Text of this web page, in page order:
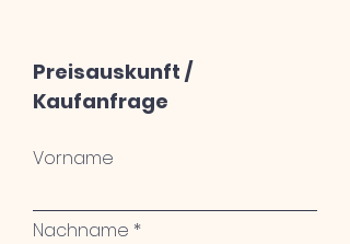
Preisauskunft /
Kaufanfrage
Vorname
Nachname